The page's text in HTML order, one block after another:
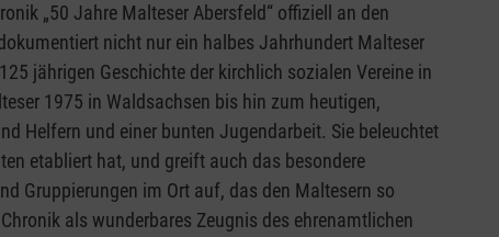
„50 Jahre Malteser Abersfeld“ offiziell an den
nicht nur ein halbes Jahrhundert Malteser
jährigen Geschichte der kirchlich sozialen Vereine in
1975 in Waldsachsen bis hin zum heutigen,
Helfern und einer bunten Jugendarbeit. Sie beleuchtet
etabliert hat, und greift auch das besondere
Gruppierungen im Ort auf, das den Maltesern so
als wunderbares Zeugnis des ehrenamtlichen